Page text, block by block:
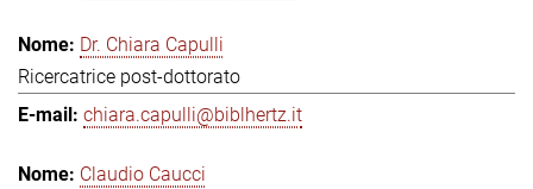
Dr. Chiara Capulli
Ricercatrice post-dottorato
chiara.capulli@biblhertz.it
Claudio Caucci